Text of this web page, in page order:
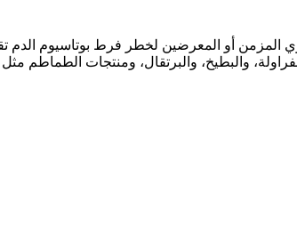
أو المعرضين لخطر فرط بوتاسيوم الدم
والبطيخ، والبرتقال، ومنتجات